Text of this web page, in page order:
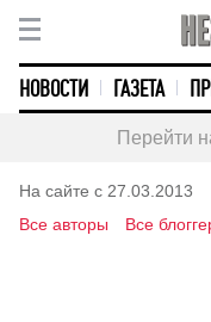
НОВОСТИ ГАЗЕТА
Перейти
На сайте с 27.03.2013
Все авторы
Все